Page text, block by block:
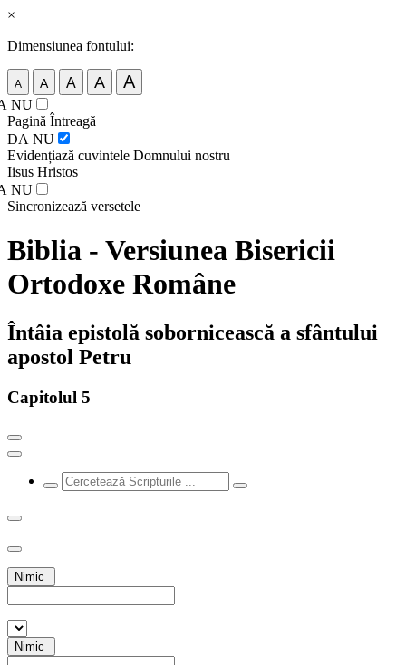
×
Dimensiunea fontului:
A A A A A
NU
Pagină Întreagă
DA NU
Evidențiază cuvintele Domnului nostru
Iisus Hristos
NU
Sincronizează versetele
Biblia - Versiunea Bisericii
Ortodoxe Române
Întâia epistolă sobornicească a sfântului
apostol Petru
Capitolul 5
Nimic
Nimic